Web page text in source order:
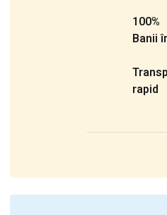
100%
Banii
rapid